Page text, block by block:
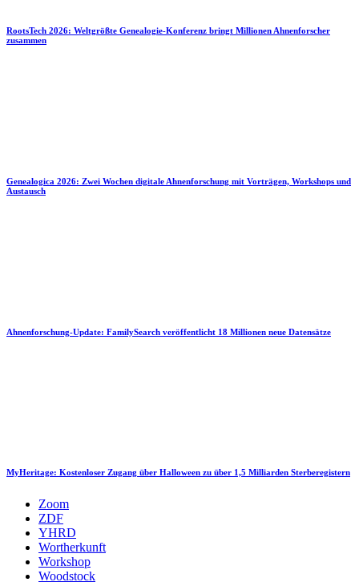
RootsTech 2026: Weltgrößte Genealogie-Konferenz bringt Millionen Ahnenforscher
zusammen
Genealogica 2026: Zwei Wochen digitale Ahnenforschung mit Vorträgen, Workshops und
Austausch
Ahnenforschung-Update: FamilySearch veröffentlicht 18 Millionen neue Datensätze
MyHeritage: Kostenloser Zugang über Halloween zu über 1,5 Milliarden Sterberegistern
Zoom
ZDF
YHRD
Wortherkunft
Workshop
Woodstock